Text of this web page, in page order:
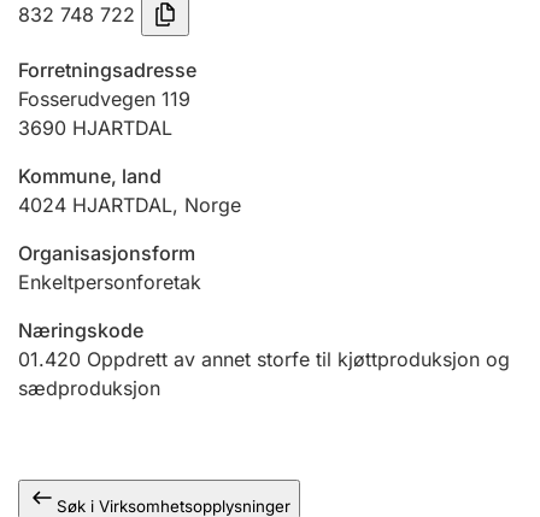
Tinglysing
Jeger
Ektepaktveileder
Offentlig sektor
832 748 722
Forretningsadresse
Fosserudvegen 119
3690 HJARTDAL
Kommune, land
4024 HJARTDAL, Norge
Organisasjonsform
Enkeltpersonforetak
Næringskode
01.420 Oppdrett av annet storfe til kjøttproduksjon og
sædproduksjon
Søk i Virksomhetsopplysninger